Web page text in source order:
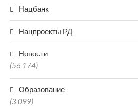
Нацбанк
Нацпроекты РД
Новости
(56 174)
Образование
(3 099)